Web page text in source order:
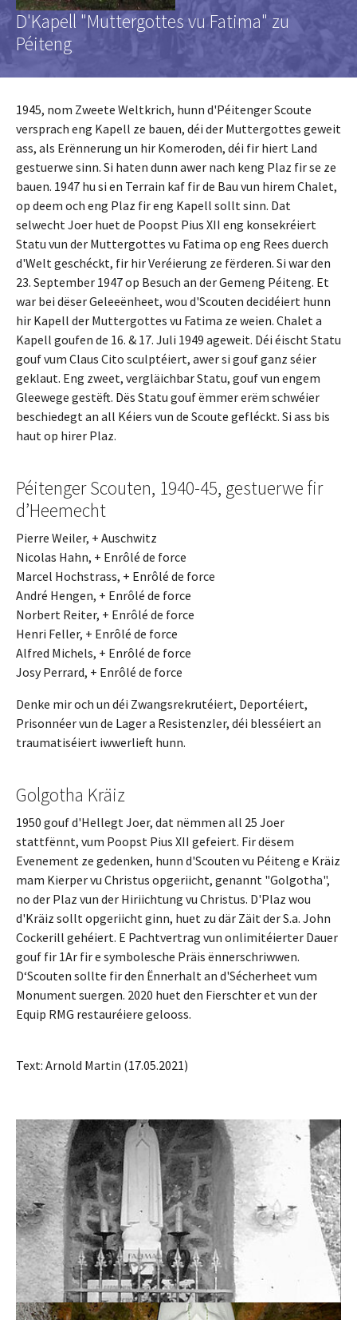
D'Kapell "Muttergottes vu Fatima" zu
Péiteng
1945, nom Zweete Weltkrich, hunn d'Péitenger Scoute
versprach eng Kapell ze bauen, déi der Muttergottes geweit
ass, als Erënnerung un hir Komeroden, déi fir hiert Land
gestuerwe sinn. Si haten dunn awer nach keng Plaz fir se ze
bauen. 1947 hu si en Terrain kaf fir de Bau vun hirem Chalet,
op deem och eng Plaz fir eng Kapell sollt sinn. Dat
selwecht Joer huet de Poopst Pius XII eng konsekréiert
Statu vun der Muttergottes vu Fatima op eng Rees duerch
d'Welt geschéckt, fir hir Veréierung ze fërderen. Si war den
23. September 1947 op Besuch an der Gemeng Péiteng. Et
war bei dëser Geleeënheet, wou d'Scouten decidéiert hunn
hir Kapell der Muttergottes vu Fatima ze weien. Chalet a
Kapell goufen de 16. & 17. Juli 1949 ageweit. Déi éischt Statu
gouf vum Claus Cito sculptéiert, awer si gouf ganz séier
geklaut. Eng zweet, vergläichbar Statu, gouf vun engem
Gleewege gestëft. Dës Statu gouf ëmmer erëm schwéier
beschiedegt an all Kéiers vun de Scoute gefléckt. Si ass bis
haut op hirer Plaz.
Péitenger Scouten, 1940-45, gestuerwe fir
d’Heemecht
Pierre Weiler, + Auschwitz
Nicolas Hahn, + Enrôlé de force
Marcel Hochstrass, + Enrôlé de force
André Hengen, + Enrôlé de force
Norbert Reiter, + Enrôlé de force
Henri Feller, + Enrôlé de force
Alfred Michels, + Enrôlé de force
Josy Perrard, + Enrôlé de force
Denke mir och un déi Zwangsrekrutéiert, Deportéiert,
Prisonnéer vun de Lager a Resistenzler, déi blesséiert an
traumatiséiert iwwerlieft hunn.
Golgotha Kräiz
1950 gouf d'Hellegt Joer, dat nëmmen all 25 Joer
stattfënnt, vum Poopst Pius XII gefeiert. Fir dësem
Evenement ze gedenken, hunn d'Scouten vu Péiteng e Kräiz
mam Kierper vu Christus opgeriicht, genannt "Golgotha",
no der Plaz vun der Hiriichtung vu Christus. D'Plaz wou
d'Kräiz sollt opgeriicht ginn, huet zu där Zäit der S.a. John
Cockerill gehéiert. E Pachtvertrag vun onlimitéierter Dauer
gouf fir 1Ar fir e symbolesche Präis ënnerschriwwen.
D‘Scouten sollte fir den Ënnerhalt an d'Sécherheet vum
Monument suergen. 2020 huet den Fierschter et vun der
Equip RMG restauréiere gelooss.
Text: Arnold Martin (17.05.2021)
Show larger version
Show larger version